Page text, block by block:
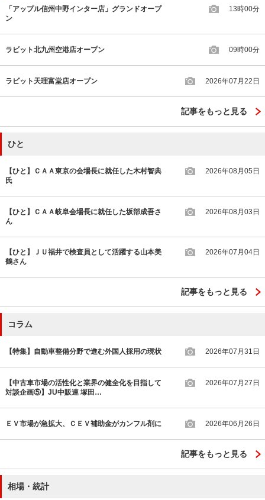
「アップル信州中野インター店」グランドオープ
ン
13時00分
ラビット北九州空港店オープン 09時00分
ラビット天理富堂店オープン 2026年07月22日
記事をもっと見る
ひと
【ひと】ＣＡＡ東京の会場長に就任した木村智典
氏
2026年08月05日
【ひと】ＣＡＡ岐阜会場長に就任した坂部成吾さ
ん
2026年08月03日
【ひと】ＪＵ福井で検査員として活躍する山本美
鶴さん
2026年07月04日
記事をもっと見る
コラム
【特集】自動車整備分野で進む外国人採用の現状 2026年07月31日
【中古車市場の活性化と業界の健全化を目指して
対談企画⑤】JU中販連 塚田…
2026年07月27日
ＥＶ市場が急拡大、ＣＥＶ補助金がカンフル剤に 2026年06月26日
記事をもっと見る
相場・統計